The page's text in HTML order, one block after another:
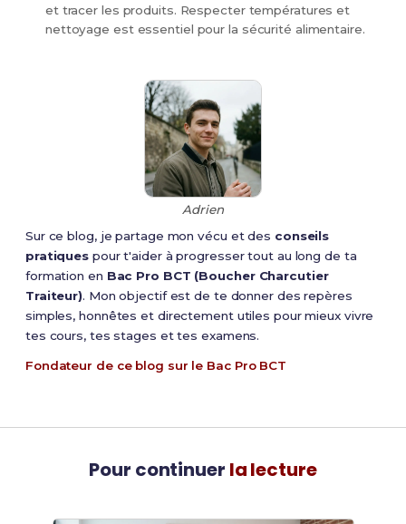
et tracer les produits. Respecter températures et
nettoyage est essentiel pour la sécurité alimentaire.
Adrien
Sur ce blog, je partage mon vécu et des conseils
pratiques pour t'aider à progresser tout au long de ta
formation en Bac Pro BCT (Boucher Charcutier
Traiteur). Mon objectif est de te donner des repères
simples, honnêtes et directement utiles pour mieux vivre
tes cours, tes stages et tes examens.
Fondateur de ce blog sur le Bac Pro BCT
Pour continuer la lecture